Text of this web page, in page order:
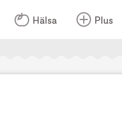
Hälsa Plus